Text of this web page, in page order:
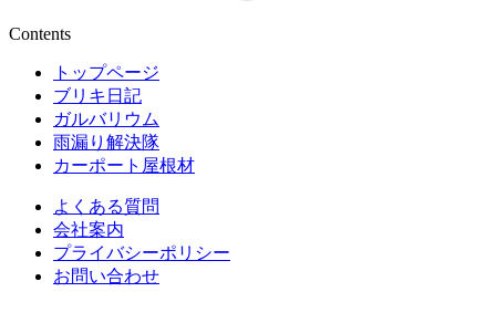
Contents
トップページ
ブリキ日記
ガルバリウム
雨漏り解決隊
カーポート屋根材
よくある質問
会社案内
プライバシーポリシー
お問い合わせ